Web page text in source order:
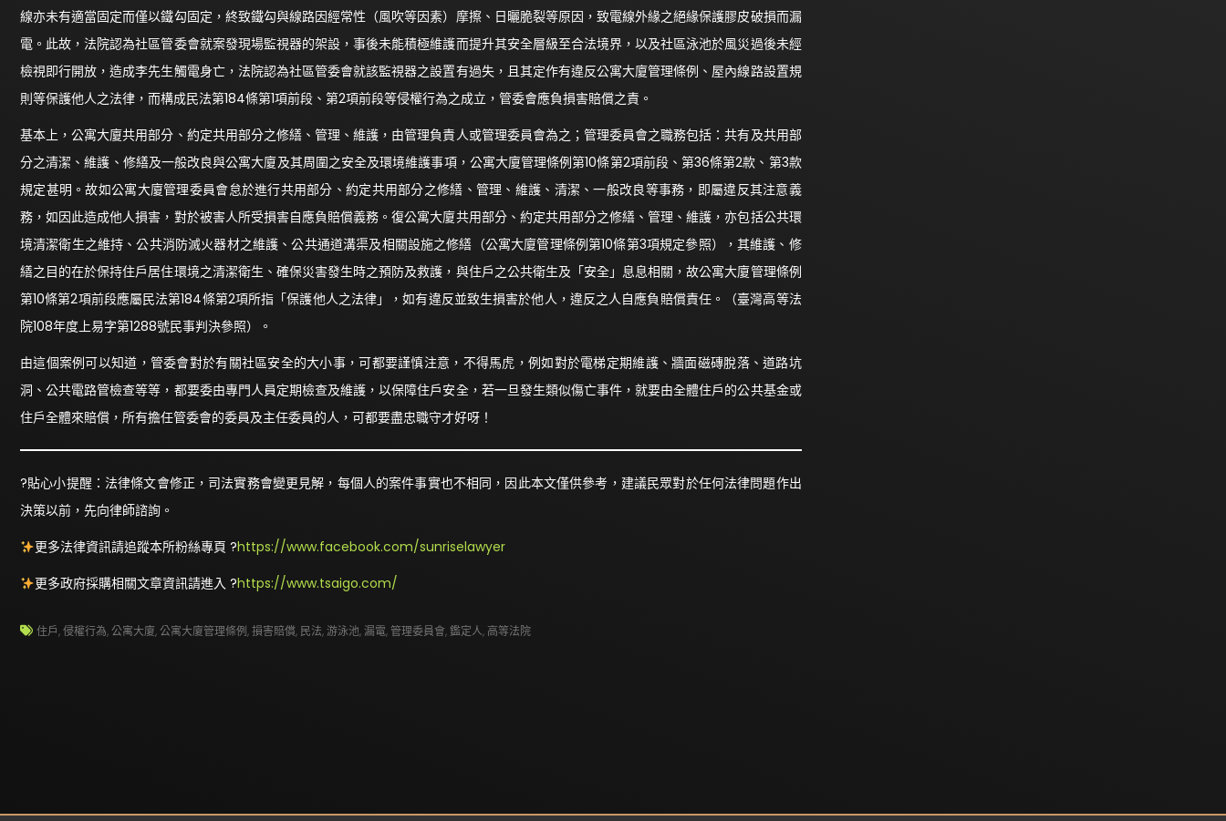
線亦未有適當固定而僅以鐵勾固定，終致鐵勾與線路因經常性（風吹等因素）摩擦、日曬脆裂等原因，致電線外緣之絕緣保護膠皮破損而漏
電。此故，法院認為社區管委會就案發現場監視器的架設，事後未能積極維護而提升其安全層級至合法境界，以及社區泳池於風災過後未經
檢視即行開放，造成李先生觸電身亡，法院認為社區管委會就該監視器之設置有過失，且其定作有違反公寓大廈管理條例、屋內線路設置規
則等保護他人之法律，而構成民法第184條第1項前段、第2項前段等侵權行為之成立，管委會應負損害賠償之責。
基本上，公寓大廈共用部分、約定共用部分之修繕、管理、維護，由管理負責人或管理委員會為之；管理委員會之職務包括：共有及共用部
分之清潔、維護、修繕及一般改良與公寓大廈及其周圍之安全及環境維護事項，公寓大廈管理條例第10條第2項前段、第36條第2款、第3款
規定甚明。故如公寓大廈管理委員會怠於進行共用部分、約定共用部分之修繕、管理、維護、清潔、一般改良等事務，即屬違反其注意義
務，如因此造成他人損害，對於被害人所受損害自應負賠償義務。復公寓大廈共用部分、約定共用部分之修繕、管理、維護，亦包括公共環
境清潔衛生之維持、公共消防滅火器材之維護、公共通道溝渠及相關設施之修繕（公寓大廈管理條例第10條第3項規定參照），其維護、修
繕之目的在於保持住戶居住環境之清潔衛生、確保災害發生時之預防及救護，與住戶之公共衛生及「安全」息息相關，故公寓大廈管理條例
第10條第2項前段應屬民法第184條第2項所指「保護他人之法律」，如有違反並致生損害於他人，違反之人自應負賠償責任。（臺灣高等法
院108年度上易字第1288號民事判決參照）。
由這個案例可以知道，管委會對於有關社區安全的大小事，可都要謹慎注意，不得馬虎，例如對於電梯定期維護、牆面磁磚脫落、道路坑
洞、公共電路管檢查等等，都要委由專門人員定期檢查及維護，以保障住戶安全，若一旦發生類似傷亡事件，就要由全體住戶的公共基金或
住戶全體來賠償，所有擔任管委會的委員及主任委員的人，可都要盡忠職守才好呀！
?貼心小提醒：法律條文會修正，司法實務會變更見解，每個人的案件事實也不相同，因此本文僅供參考，建議民眾對於任何法律問題作出
決策以前，先向律師諮詢。
更多法律資訊請追蹤本所粉絲專頁 ?https://www.facebook.com/sunriselawyer
更多政府採購相關文章資訊請進入 ?https://www.tsaigo.com/
住戶,侵權行為,公寓大廈,公寓大廈管理條例,損害賠償, 民法,游泳池, 漏電, 管理委員會,鑑定人, 高等法院